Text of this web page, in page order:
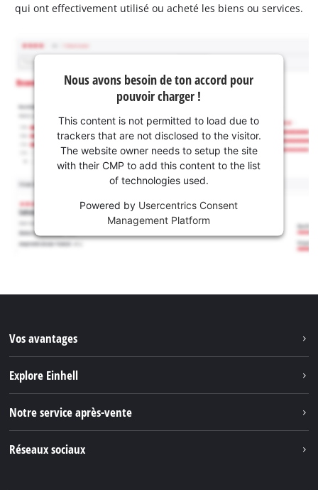
qui ont effectivement utilisé ou acheté les biens ou services.
Nous avons besoin de ton accord pour
pouvoir charger !
This content is not permitted to load due to
trackers that are not disclosed to the visitor.
The website owner needs to setup the site
with their CMP to add this content to the list
of technologies used.
Powered by Usercentrics Consent
Management Platform
Vos avantages
Explore Einhell
Einhell Germany AG
Notre service après-vente
Réseaux sociaux